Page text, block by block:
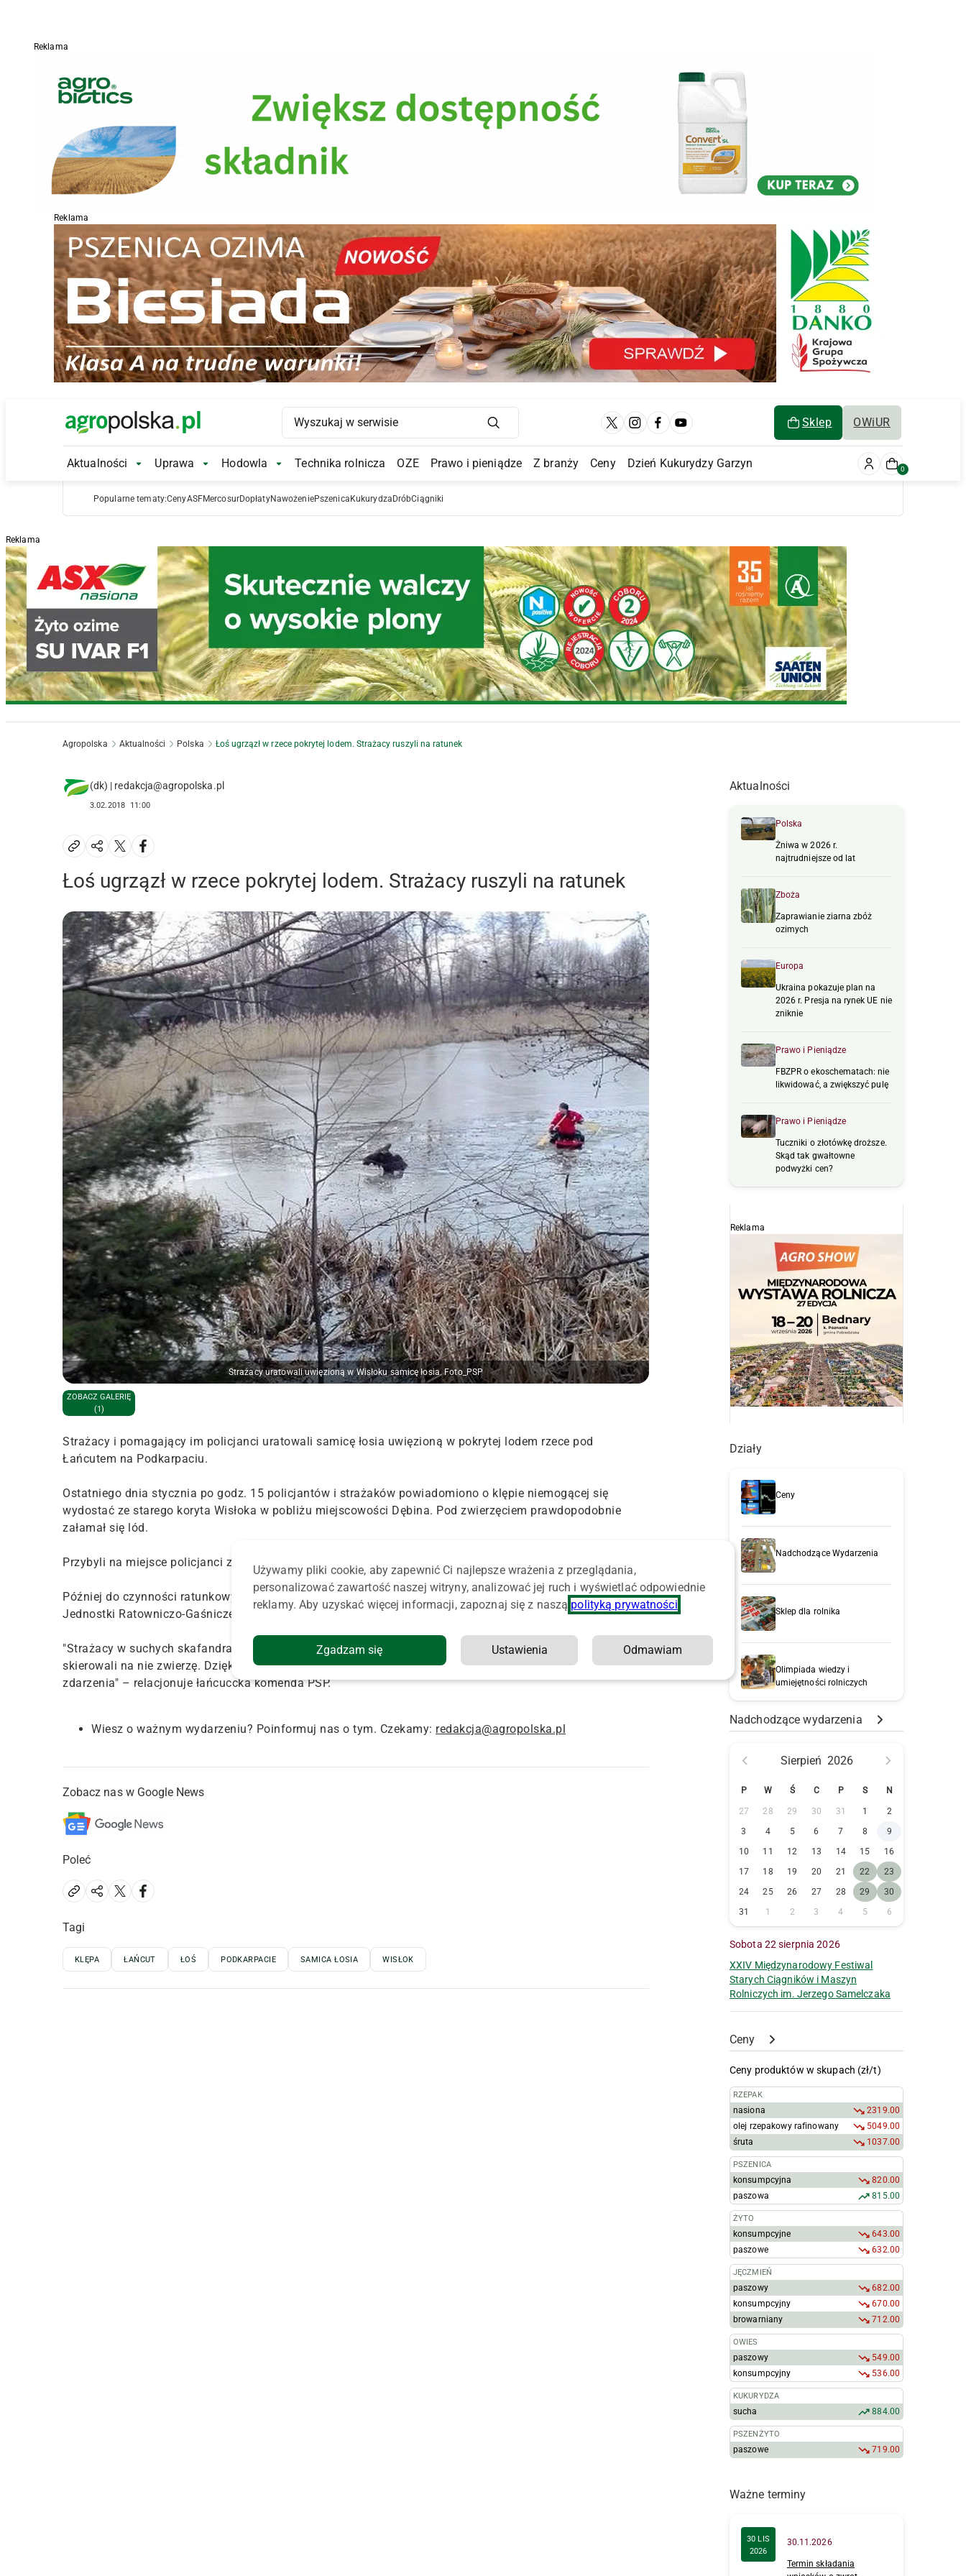
Reklama
Reklama
Main Logo Sklep OWiUR
Main Navigation
Aktualności Aktualności Submenu
Uprawa Uprawa Submenu
Hodowla Hodowla Submenu
Technika rolnicza OZE Prawo i pieniądze Z branży Ceny Dzień Kukurydzy Garzyn 0
Popularne tematy:CenyASFMercosurDopłatyNawożeniePszenica Kukurydza DróbCiągniki
Reklama
Agropolska Aktualności Polska Łoś ugrzązł w rzece pokrytej lodem. Strażacy ruszyli na ratunek
(dk) | redakcja@agropolska.pl
3.02.2018 11:00
Łoś ugrzązł w rzece pokrytej lodem. Strażacy ruszyli na ratunek
Strażacy uratowali uwięzioną w Wisłoku samicę łosia. Foto_PSP
ZOBACZ GALERIĘ
(1)
Strażacy i pomagający im policjanci uratowali samicę łosia uwięzioną w pokrytej lodem rzece pod
Łańcutem na Podkarpaciu.
Ostatniego dnia stycznia po godz. 15 policjantów i strażaków powiadomiono o klępie niemogącej się
wydostać ze starego koryta Wisłoka w pobliżu miejscowości Dębina. Pod zwierzęciem prawdopodobnie
załamał się lód.
Przybyli na miejsce policjanci z komendy w Łańcucie zabezpieczyli miejsce zdarzenia.
Później do czynności ratunkowych przystąpiły zadysponowane zastępy z łodzią i saniami lodowymi z
Jednostki Ratowniczo-Gaśniczej PSP w Łańcucie oraz Ochotniczej Straży Pożarnej w Woli Dalszej.
"Strażacy w suchych skafandrach przy użyciu sań lodowych wykonali dojście w lodzie, a następnie
skierowali na nie zwierzę. Dzięki temu klępa bezpiecznie wydostała się na brzeg i oddaliła z miejsca
zdarzenia" – relacjonuje łańcuccka komenda PSP.
Wiesz o ważnym wydarzeniu? Poinformuj nas o tym. Czekamy: redakcja@agropolska.pl
Zobacz nas w Google News
Poleć
Tagi
KLĘPA ŁAŃCUT ŁOŚ PODKARPACIE SAMICA ŁOSIA WISŁOK
Aktualności
Polska
Żniwa w 2026 r.
najtrudniejsze od lat
Zboża
Zaprawianie ziarna zbóż
ozimych
Europa
Ukraina pokazuje plan na
2026 r. Presja na rynek UE nie
zniknie
Prawo i Pieniądze
FBZPR o ekoschematach: nie
likwidować, a zwiększyć pulę
Prawo i Pieniądze
Tuczniki o złotówkę droższe.
Skąd tak gwałtowne
podwyżki cen?
Reklama
Działy
Ceny
Nadchodzące Wydarzenia
Sklep dla rolnika
Olimpiada wiedzy i
umiejętności rolniczych
Nadchodzące wydarzenia
Sierpień 2026
P W Ś C P S N
27 28 29 30 31 1
2
3
4 5 6 7 8
9
10
11 12 13 14 15
16
17
18 19 20 21 22
23
24
25 26 27 28 29
30
31
1 2 3 4 5 6
Sobota 22 sierpnia 2026
XXIV Międzynarodowy Festiwal
Starych Ciągników i Maszyn
Rolniczych im. Jerzego Samelczaka
Ceny
Ceny produktów w skupach (zł/t)
RZEPAK
nasiona
2319.00
olej rzepakowy rafinowany
5049.00
śruta
1037.00
PSZENICA
konsumpcyjna
820.00
paszowa
815.00
ŻYTO
konsumpcyjne
643.00
paszowe
632.00
JĘCZMIEŃ
paszowy
682.00
konsumpcyjny
670.00
browarniany
712.00
OWIES
paszowy
549.00
konsumpcyjny
536.00
KUKURYDZA
sucha 884.00
PSZENŻYTO
paszowe 719.00
Ważne terminy
30 LIS
2026
30.11.2026
Termin składania
Używamy pliki cookie, aby zapewnić Ci najlepsze wrażenia z przeglądania,
personalizować zawartość naszej witryny, analizować jej ruch i wyświetlać odpowiednie
reklamy. Aby uzyskać więcej informacji, zapoznaj się z naszą polityką prywatności
Zgadzam się Ustawienia Odmawiam